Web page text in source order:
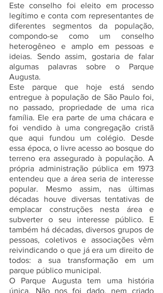
Este conselho foi eleito em processo
legítimo e conta com representantes de
diferentes segmentos da população,
compondo-se como um conselho
heterogêneo e amplo em pessoas e
ideias. Sendo assim, gostaria de falar
algumas palavras sobre o Parque
Augusta.
Este parque que hoje está sendo
entregue à população de São Paulo foi,
no passado, propriedade de uma rica
família. Ele era parte de uma chácara e
foi vendido à uma congregação cristã
que aqui fundou um colégio. Desde
essa época, o livre acesso ao bosque do
terreno era assegurado à população. A
própria administração pública em 1973
entendeu que a área seria de interesse
popular. Mesmo assim, nas últimas
décadas houve diversas tentativas de
emplacar construções nesta área e
subverter o seu interesse público. E
também há décadas, diversos grupos de
pessoas, coletivos e associações vêm
reivindicando o que já era um direito de
todos: a sua transformação em um
parque público municipal.
O Parque Augusta tem uma história
única. Não nos foi dado, nem criado